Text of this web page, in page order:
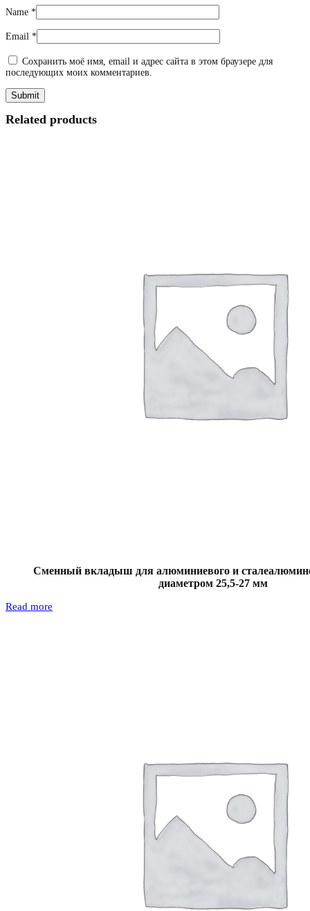
Name *
Email *
Сохранить моё имя, email и адрес сайта в этом браузере для
последующих моих комментариев.
Related products
Сменный вкладыш для алюминиевого и
диаметром 25,5-27 мм
Read more